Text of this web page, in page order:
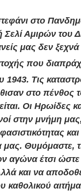
στο
Αμιρών του
μας δεν ξεχνά
που
1943. Τις
στο πένθος
Οι Ηρωίδες
στην μνήμη
Θυμόμαστε,
αγώνα έτσι
και να
καθολικού